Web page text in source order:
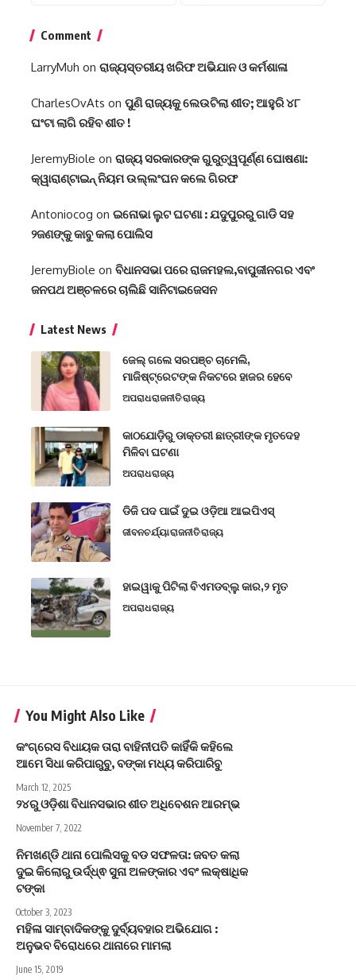
Comment
LarryMuh on ରାଜ୍ୟସ୍ତରୀୟ ଖରିଫ ଅଭିଯାନ ଓ କର୍ମଶାଳା
CharlesOvAts on ପୁଣି ରାଜ୍ୟକୁ ଲେଉଟିଲା ଶୀତ; ଆହୁରି ୪୮
ଘଂଟା ଲାଗି ରହିବ ଶୀତ !
JeremyBiole on ରାଜ୍ୟ ସରକାରଙ୍କ ଗୁରୁତ୍ୱପୂର୍ଣ୍ଣ ଘୋଷଣା:
କ୍ୱାରାଣ୍ଟାଇନ୍‌ ନିୟମ ଉଲ୍ଲଂଘନ କଲେ ଗିରଫ
Antoniocog on ଇନୋଭା ଲୁଟ ଘଟଣା : ଯଦୁପୁରରୁ ଗାଡି ସହ
୨ଜଣଙ୍କୁ କାବୁ କଲା ପୋଲିସ
JeremyBiole on ବିଧାନସଭା ପରେ ରାଜମହଲ,ବାପୁଜୀନଗର ଏବଂ
ଜନପଥ ଅଞ୍ଚଳରେ ଚାଲିଛି ସାନିଟାଇଜେସନ
Latest News
ଜେଲ୍ ଗଲେ ସରପଞ୍ଚ ଚାମେଲି,
ମାଜିଷ୍ଟ୍ରେଟଙ୍କ ନିକଟରେ ହାଜର ହେବେ
ଅପରାଧରାଜନୀତିରାଜ୍ୟ
କାଠଯୋଡ଼ିରୁ ଡାକ୍ତରୀ ଛାତ୍ରୀଙ୍କ ମୃତଦେହ
ମିଳିବା ଘଟଣା
ଅପରାଧରାଜ୍ୟ
ଡିଜି ପଦ ପାଇଁ ଦୁଇ ଓଡ଼ିଆ ଆଇପିଏସ୍
ଜୀବନଚର୍ଯ୍ୟାରାଜନୀତିରାଜ୍ୟ
ହାଇୱାକୁ ପିଟିଲା ବିଏମଡବ୍ଲୁ କାର,୨ ମୃତ
ଅପରାଧରାଜ୍ୟ
You Might Also Like
କଂଗ୍ରେସ ବିଧାୟକ ତାରା ବାହିନୀପତି କାହିଁକି କହିଲେ
ଆମେ ସିଧା କରିପାରୁବୁ, ବଙ୍କା ମଧ୍ୟ କରିପାରିବୁ
March 12, 2025
୨୪ରୁ ଓଡ଼ିଶା ବିଧାନସଭାର ଶୀତ ଅଧିବେଶନ ଆରମ୍ଭ
November 7, 2022
ନିମଖଣ୍ଡି ଥାନା ପୋଲିସକୁ ବଡ ସଫଳତା: ଜବତ କଲା
ଦୁଇ କିଲୋରୁ ଉର୍ଦ୍ଧ୍ଵ ସୁନା ଅଳଙ୍କାର ଏବଂ ଲକ୍ଷାଧିକ
ଟଙ୍କା
October 3, 2023
ମହିଳା ସାମ୍ବାଦିକଙ୍କୁ ଦୁର୍ବ୍ୟବହାର ଅଭିଯୋଗ :
ଅନୁଭବ ବିରୋଧରେ ଥାନାରେ ମାମଲା
June 15, 2019